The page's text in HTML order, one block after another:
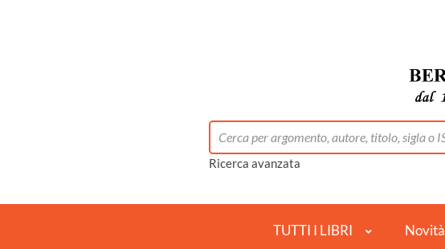
Ricerca avanzata
TUTTI I LIBRI Novità